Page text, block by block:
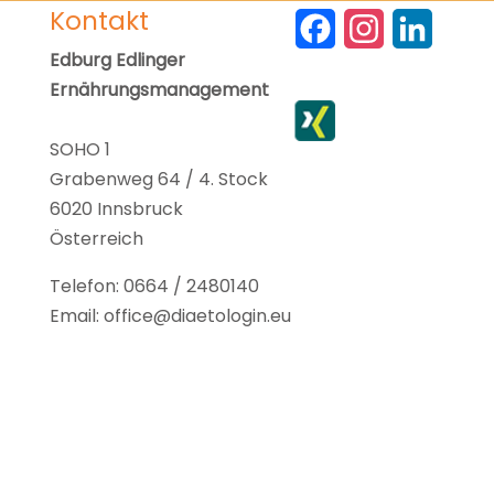
Kontakt
Edburg Edlinger
Ernährungsmanagement
SOHO 1
Grabenweg 64 / 4. Stock
6020 Innsbruck
Österreich
Telefon: 0664 / 2480140
Email: office@diaetologin.eu
c
e